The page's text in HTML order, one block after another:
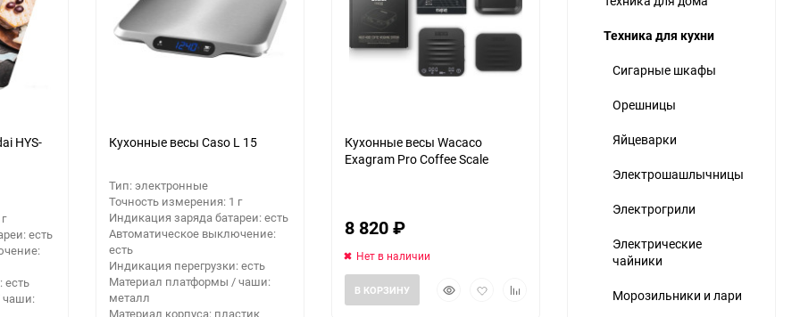
90
150
HYS-
есть
есть
чаши:
Кухонные весы Caso L 15
Тип: электронные
Точность измерения: 1 г
Индикация заряда батареи: есть
Автоматическое выключение:
есть
Индикация перегрузки: есть
Материал платформы / чаши:
металл
Материал корпуса: пластик
Кухонные весы Wacaco
Exagram Pro Coffee Scale
8 820₽
Нет в наличии
БыстрыйДобавитьДобавить
В КОРЗИНУ
Техника для кухни
Сигарные шкафы
Орешницы
Яйцеварки
Электрошашлычницы
Электрогрили
Электрические
чайники
Морозильники и лари